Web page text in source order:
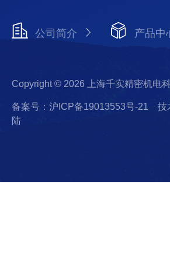
公司简介 产品中
Copyright © 2026 上海千实精密机电
备案号：沪ICP备19013553号-21 技
陆